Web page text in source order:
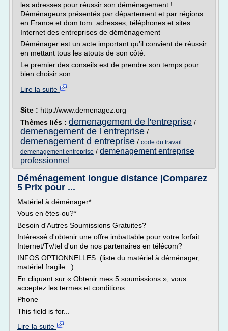
les adresses pour réussir son déménagement !
Déménageurs présentés par département et par régions
en France et dom tom. adresses, téléphones et sites
Internet des entreprises de déménagement
Déménager est un acte important qu'il convient de réussir
en mettant tous les atouts de son côté.
Le premier des conseils est de prendre son temps pour
bien choisir son...
Lire la suite
Site : http://www.demenagez.org
Thèmes liés : demenagement de l'entreprise /
demenagement de l entreprise /
demenagement d entreprise / code du travail
demenagement entreprise / demenagement entreprise
professionnel
Déménagement longue distance |Comparez
5 Prix pour ...
Matériel à déménager*
Vous en êtes-ou?*
Besoin d'Autres Soumissions Gratuites?
Intéressé d'obtenir une offre imbattable pour votre forfait
Internet/Tv/tel d'un de nos partenaires en télécom?
INFOS OPTIONNELLES: (liste du matériel à déménager,
matériel fragile...)
En cliquant sur « Obtenir mes 5 soumissions », vous
acceptez les termes et conditions .
Phone
This field is for...
Lire la suite